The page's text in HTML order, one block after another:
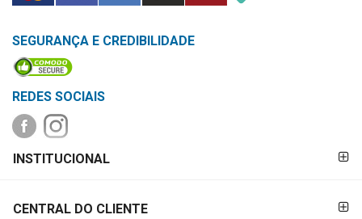
CENTRAL
DE
ATENDIMENTO
LOJAS
SEGURANÇA E CREDIBILIDADE
REDES SOCIAIS
PAGAMENTO
INSTITUCIONAL
CENTRAL DO CLIENTE